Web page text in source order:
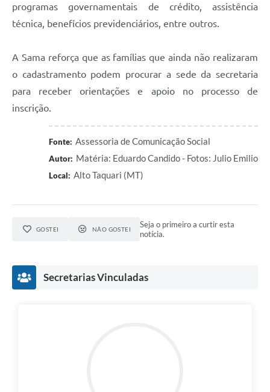
programas governamentais de crédito, assistência
técnica, benefícios previdenciários, entre outros.
A Sama reforça que as famílias que ainda não realizaram
o cadastramento podem procurar a sede da secretaria
para receber orientações e apoio no processo de
inscrição.
Fonte: Assessoria de Comunicação Social
Autor: Matéria: Eduardo Candido - Fotos: Julio Emilio
Local: Alto Taquari (MT)
GOSTEI NÃO GOSTEI
Seja o primeiro a curtir esta
notícia.
Secretarias Vinculadas